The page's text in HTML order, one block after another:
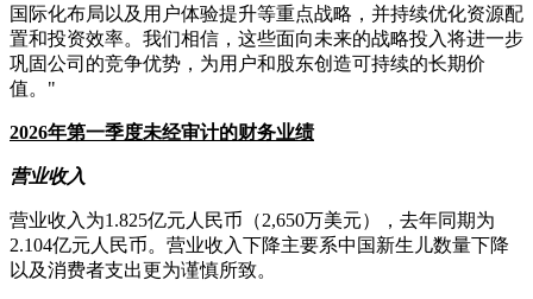
国际化布局以及用户体验提升等重点战略，并持续优化资源配
置和投资效率。我们相信，这些面向未来的战略投入将进一步
巩固公司的竞争优势，为用户和股东创造可持续的长期价
值。"
2026年第一季度未经审计的财务业绩
营业收入
营业收入为1.825亿元人民币（2,650万美元），去年同期为
2.104亿元人民币。营业收入下降主要系中国新生儿数量下降
以及消费者支出更为谨慎所致。